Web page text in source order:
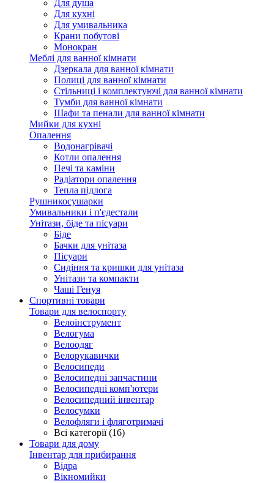
Для душа
Для кухні
Для умивальника
Крани побутові
Монокран
Меблі для ванної кімнати
Дзеркала для ванної кімнати
Полиці для ванної кімнати
Стільниці і комплектуючі для ванної кімнати
Тумби для ванної кімнати
Шафи та пенали для ванної кімнати
Мийки для кухні
Опалення
Водонагрівачі
Котли опалення
Печі та каміни
Радіатори опалення
Тепла підлога
Рушникосушарки
Умивальники і п'єдестали
Унітази, біде та пісуари
Біде
Бачки для унітаза
Пісуари
Сидіння та кришки для унітаза
Унітази та компакти
Чаші Генуя
Спортивні товари
Товари для велоспорту
Велоінструмент
Велогума
Велоодяг
Велорукавички
Велосипеди
Велосипедні запчастини
Велосипедні комп'ютери
Велосипедний інвентар
Велосумки
Велофляги і фляготримачі
Всі категорії (16)
Товари для дому
Інвентар для прибирання
Відра
Вікномийки